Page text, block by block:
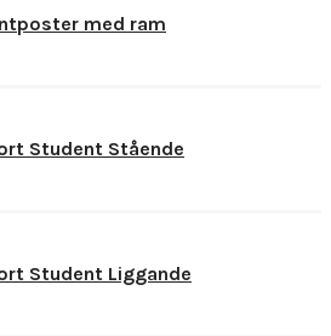
med ram
Student Stående
Student Liggande